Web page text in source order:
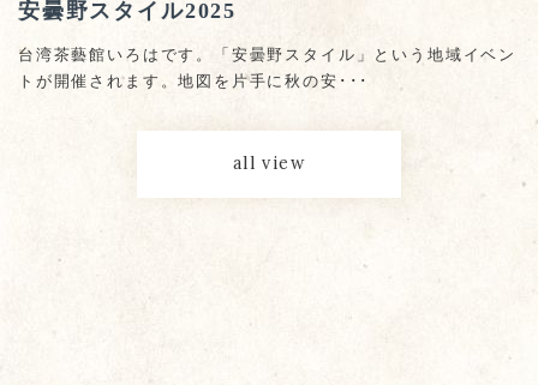
安曇野スタイル2025
台湾茶藝館いろはです。「安曇野スタイル」という地域イベン
トが開催されます。地図を片手に秋の安･･･
all view